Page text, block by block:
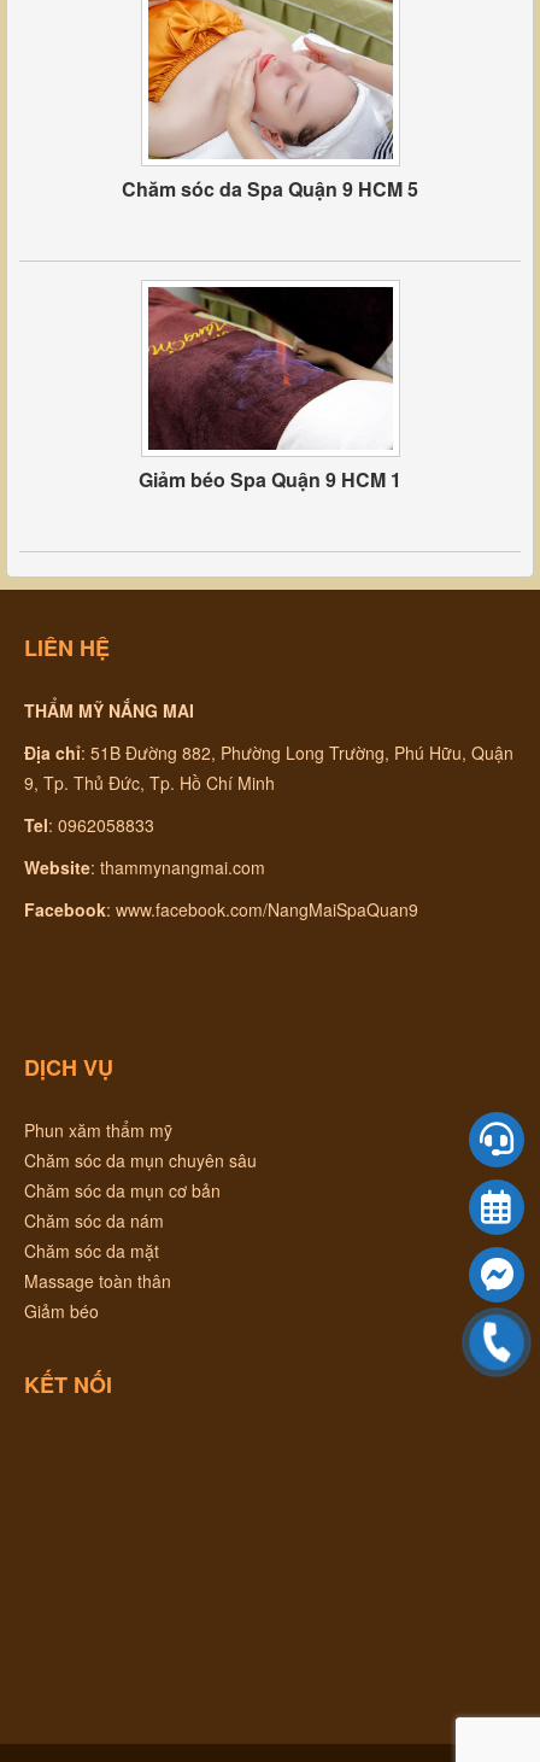
Chăm sóc da Spa Quận 9 HCM 5
Giảm béo Spa Quận 9 HCM 1
LIÊN HỆ
THẨM MỸ NẮNG MAI
Địa chỉ: 51B Đường 882, Phường Long Trường, Phú Hữu, Quận
9, Tp. Thủ Đức, Tp. Hồ Chí Minh
Tel: 0962058833
Website: thammynangmai.com
Facebook: www.facebook.com/NangMaiSpaQuan9
DỊCH VỤ
Phun xăm thẩm mỹ
Chăm sóc da mụn chuyên sâu
Chăm sóc da mụn cơ bản
Chăm sóc da nám
Chăm sóc da mặt
Massage toàn thân
Giảm béo
KẾT NỐI